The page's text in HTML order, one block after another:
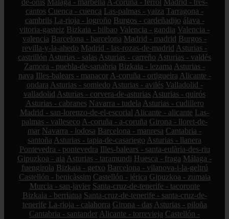
de-onís Málaga - marbella A-coruña - ferrol Madrid - tres-
cantos Cuenca - cuenca Las-palmas - yaiza Tarragona -
cambrils La-rioja - logroño Burgos - cardeñadijo álava -
vitoria-gasteiz Bizkaia - bilbao Valencia - gandia Valencia -
valencia Barcelona - barcelona Madrid - madrid Burgos -
revilla-y-la-ahedo Madrid - las-rozas-de-madrid Asturias -
castrillón Asturias - salas Asturias - carreño Asturias - valdés
Zamora - puebla-de-sanabria Bizkaia - lezama Asturias -
nava Illes-balears - manacor A-coruña - ortigueira Alicante -
ondara Asturias - somiedo Asturias - avilés Valladolid -
valladolid Asturias - corvera-de-asturias Asturias - quirós
Asturias - cabranes Navarra - tudela Asturias - cudillero
Madrid - san-lorenzo-de-el-escorial Alicante - alicante Las-
palmas - valleseco A-coruña - a-coruña Girona - lloret-de-
mar Navarra - lodosa Barcelona - manresa Cantabria -
santoña Asturias - tapia-de-casariego Asturias - llanera
Pontevedra - pontevedra Illes-balears - santa-eulària-des-riu
Gipuzkoa - aia Asturias - taramundi Huesca - fraga Málaga -
fuengirola Bizkaia - getxo Barcelona - vilanova-i-la-geltrú
Castellón - benicàssim Castellón - jérica Gipuzkoa - zumaia
Murcia - san-javier Santa-cruz-de-tenerife - tacoronte
Bizkaia - berriatua Santa-cruz-de-tenerife - santa-cruz-de-
tenerife La-rioja - calahorra Girona - das Asturias - piloña
Cantabria - santander Alicante - torrevieja Castellón -